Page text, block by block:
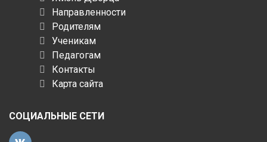
Направленности
Родителям
Ученикам
Педагогам
Контакты
Карта сайта
СОЦИАЛЬНЫЕ СЕТИ